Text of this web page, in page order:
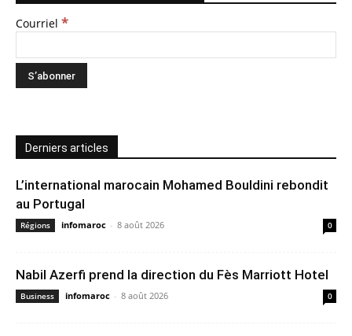
Courriel *
Derniers articles
L’international marocain Mohamed Bouldini rebondit
au Portugal
Régions infomaroc - 8 août 2026 0
Nabil Azerfi prend la direction du Fès Marriott Hotel
Business infomaroc - 8 août 2026 0